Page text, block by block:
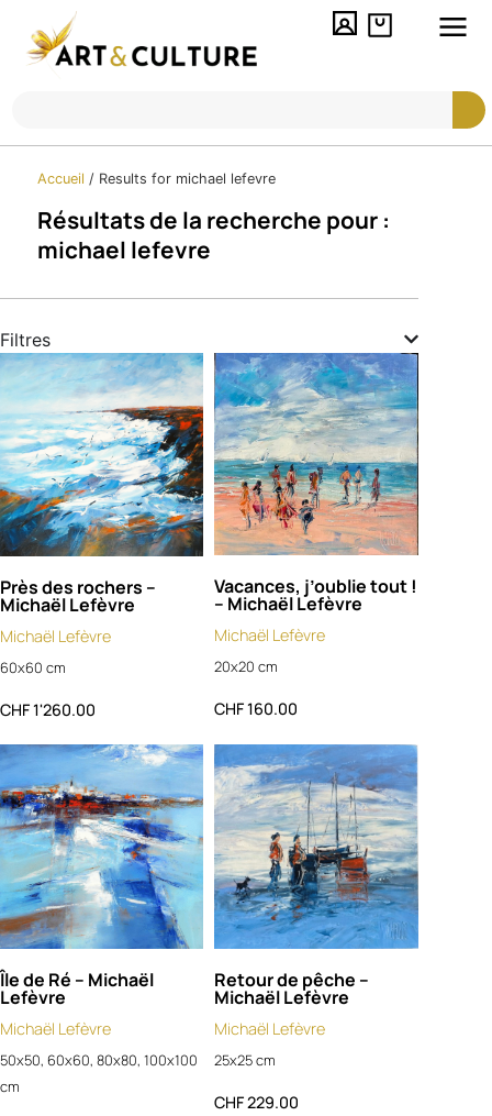
Accueil / Results for michael lefevre
Résultats de la recherche pour :
michael lefevre
Filtres
Près des rochers –
Michaël Lefèvre
Michaël Lefèvre
60x60 cm
CHF1'260.00
Vacances, j’oublie tout !
– Michaël Lefèvre
Michaël Lefèvre
20x20 cm
CHF160.00
Île de Ré – Michaël
Lefèvre
Michaël Lefèvre
50x50, 60x60, 80x80, 100x100
cm
Retour de pêche –
Michaël Lefèvre
Michaël Lefèvre
25x25 cm
CHF229.00